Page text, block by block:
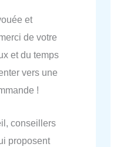
et
de votre
et du temps
vers une
!
conseillers
proposent